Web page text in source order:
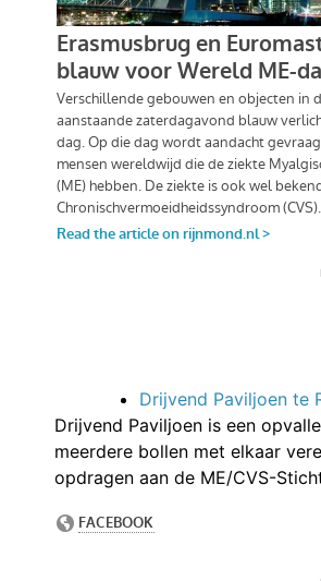
Drijvend Paviljoen te
Drijvend Paviljoen is een
meerdere bollen met elkaar
opdragen aan de ME/CVS-